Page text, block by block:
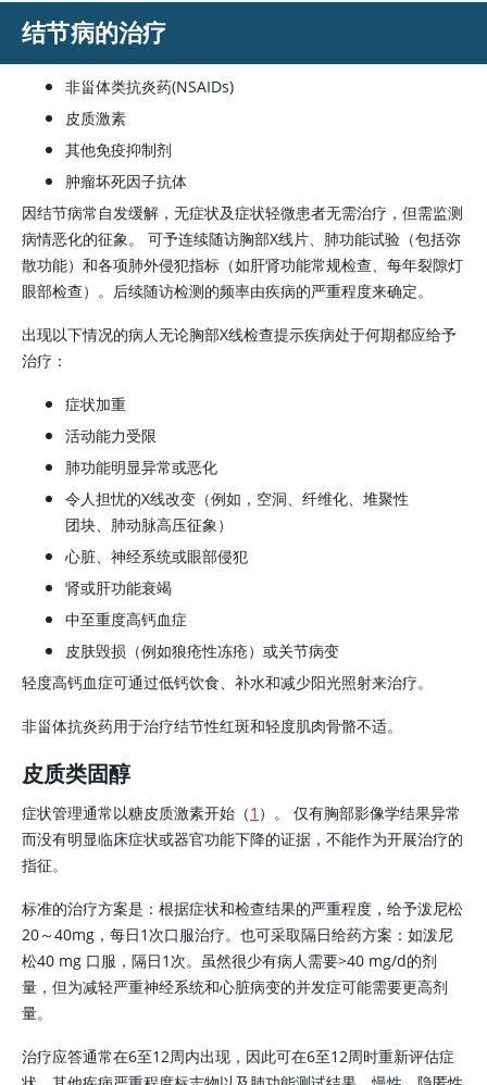
结节病的治疗
非甾体类抗炎药(NSAIDs)
皮质激素
其他免疫抑制剂
肿瘤坏死因子抗体
因结节病常自发缓解，无症状及症状轻微患者无需治疗，但需监测
病情恶化的征象。 可予连续随访胸部X线片、肺功能试验（包括弥
散功能）和各项肺外侵犯指标（如肝肾功能常规检查、每年裂隙灯
眼部检查）。后续随访检测的频率由疾病的严重程度来确定。
出现以下情况的病人无论胸部X线检查提示疾病处于何期都应给予
治疗：
症状加重
活动能力受限
肺功能明显异常或恶化
令人担忧的X线改变（例如，空洞、纤维化、堆聚性
团块、肺动脉高压征象）
心脏、神经系统或眼部侵犯
肾或肝功能衰竭
中至重度高钙血症
皮肤毁损（例如狼疮性冻疮）或关节病变
轻度高钙血症可通过低钙饮食、补水和减少阳光照射来治疗。
非甾体抗炎药用于治疗结节性红斑和轻度肌肉骨骼不适。
皮质类固醇
症状管理通常以糖皮质激素开始（1 ）。 仅有胸部影像学结果异常
而没有明显临床症状或器官功能下降的证据，不能作为开展治疗的
指征。
标准的治疗方案是：根据症状和检查结果的严重程度，给予泼尼松
20～40mg，每日1次口服治疗。也可采取隔日给药方案：如泼尼
松40 mg 口服，隔日1次。虽然很少有病人需要>40 mg/d的剂
量，但为减轻严重神经系统和心脏病变的并发症可能需要更高剂
量。
治疗应答通常在6至12周内出现，因此可在6至12周时重新评估症